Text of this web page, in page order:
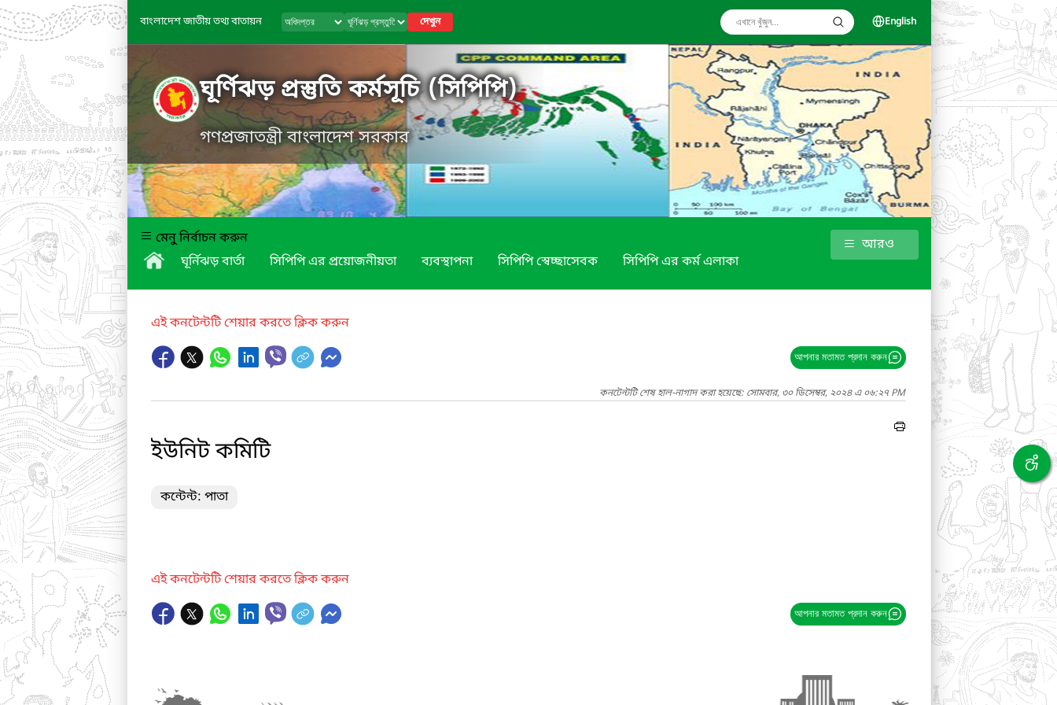
বাংলাদেশ জাতীয় তথ্য বাতায়ন দেখুন English
ঘূর্ণিঝড় প্রস্তুতি কর্মসূচি (সিপিপি)
গণপ্রজাতন্ত্রী বাংলাদেশ সরকার
মেনু নির্বাচন করুন
ঘূর্নিঝড় বার্তা
সিপিপি এর প্রয়োজনীয়তা ব্যবস্থাপনা সিপিপি স্বেচ্ছাসেবক সিপিপি এর কর্ম এলাকা
আরও
এই কনটেন্টটি শেয়ার করতে ক্লিক করুন
আপনার মতামত প্রদান করুন
কনটেন্টটি শেষ হাল-নাগাদ করা হয়েছে: সোমবার, ৩০ ডিসেম্বর, ২০২৪ এ ০৬:২৭ PM
ইউনিট কমিটি
কন্টেন্ট: পাতা
এই কনটেন্টটি শেয়ার করতে ক্লিক করুন
আপনার মতামত প্রদান করুন